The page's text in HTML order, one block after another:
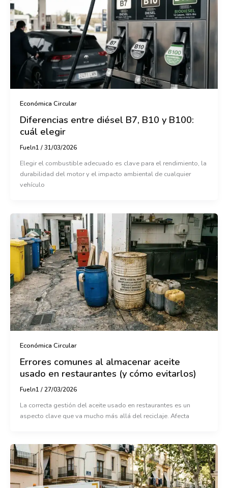
Económica Circular
Diferencias entre diésel B7, B10 y B100:
cuál elegir
Fueln1 /31/03/2026
Elegir el combustible adecuado es clave para el rendimiento, la
durabilidad del motor y el impacto ambiental de cualquier
vehículo
Económica Circular
Errores comunes al almacenar aceite
usado en restaurantes (y cómo evitarlos)
Fueln1 /27/03/2026
La correcta gestión del aceite usado en restaurantes es un
aspecto clave que va mucho más allá del reciclaje. Afecta